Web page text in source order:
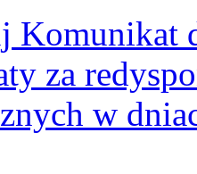
Komunikat
za
w